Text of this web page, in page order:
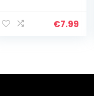
Rauchfrei
€7.99